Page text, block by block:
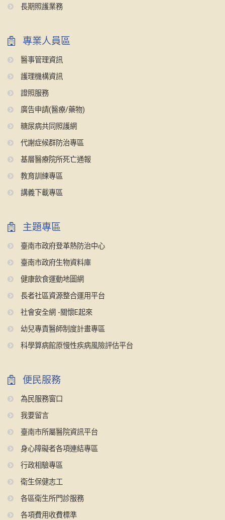
長期照護業務
專業人員區
醫事管理資訊
護理機構資訊
證照服務
廣告申請(醫療/藥物)
糖尿病共同照護網
代謝症候群防治專區
基層醫療院所死亡通報
教育訓練專區
講義下載專區
主題專區
臺南市政府登革熱防治中心
臺南市政府生物資料庫
健康飲食運動地圖網
長者社區資源整合運用平台
社會安全網 -關懷E起來
幼兒專責醫師制度計畫專區
科學算病館原慢性疾病風險評估平台
便民服務
為民服務窗口
我要留言
臺南市所屬醫院資訊平台
身心障礙者各項連結專區
行政相驗專區
衛生保健志工
各區衛生所門診服務
各項費用收費標準